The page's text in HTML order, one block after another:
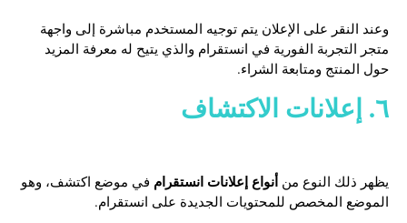
وعند النقر على الإعلان يتم توجيه المستخدم مباشرة إلى واجهة
متجر التجربة الفورية في انستقرام والذي يتيح له معرفة المزيد
حول المنتج ومتابعة الشراء.
يظهر ذلك النوع منأنواع إعلانات انستقرامفي موضع اكتشف، وهو
الموضع المخصص للمحتويات الجديدة على انستقرام.